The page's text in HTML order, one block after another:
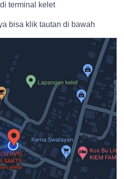
terminal kelet
bisa klik tautan di bawah